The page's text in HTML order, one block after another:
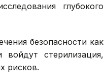
глубокого
безопасности как
стерилизация,
рисков.